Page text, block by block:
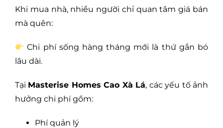
Khi mua nhà, nhiều người chỉ quan tâm giá bán
mà quên:
Chi phí sống hàng tháng mới là thứ gắn bó
lâu dài.
Tại Masterise Homes Cao Xà Lá, các yếu tố ảnh
hưởng chi phí gồm:
Phí quản lý